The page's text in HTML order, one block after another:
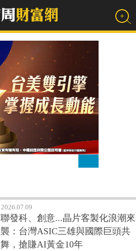
2026.07.09
聯發科、創意...晶片客製化浪潮來
襲：台灣ASIC三雄與國際巨頭共
舞，搶賺AI黃金10年